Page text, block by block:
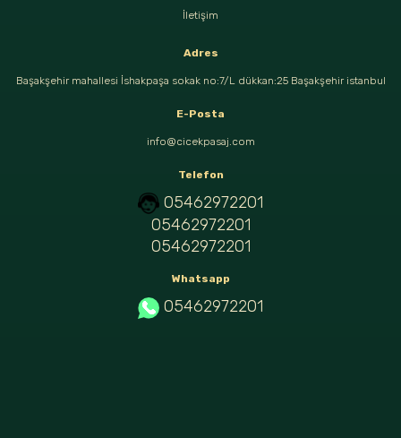
İletişim
Adres
Başakşehir mahallesi İshakpaşa sokak no:7/L dükkan:25 Başakşehir istanbul
E-Posta
info@cicekpasaj.com
Telefon
05462972201
05462972201
05462972201
Whatsapp
05462972201